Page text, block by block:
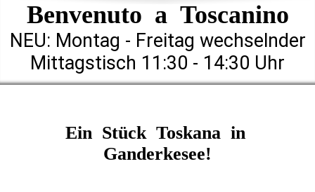
Benvenuto a Toscanino
NEU: Montag - Freitag wechselnder
Mittagstisch 11:30 - 14:30 Uhr
Ein Stück Toskana in
Ganderkesee!